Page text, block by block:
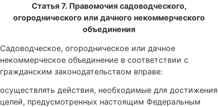
Статья 7. Правомочия садоводческого,
огороднического или дачного некоммерческого
объединения
Садоводческое, огородническое или дачное
некоммерческое объединение в соответствии с
гражданским законодательством вправе:
осуществлять действия, необходимые для достижения
целей, предусмотренных настоящим Федеральным